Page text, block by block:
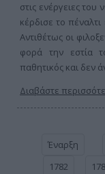
στις ενέργειες
κέρδισε το
Αντιθέτως οι
φορά την εστία
παθητικός και δεν
Διαβάστε
Έναρξη
1782